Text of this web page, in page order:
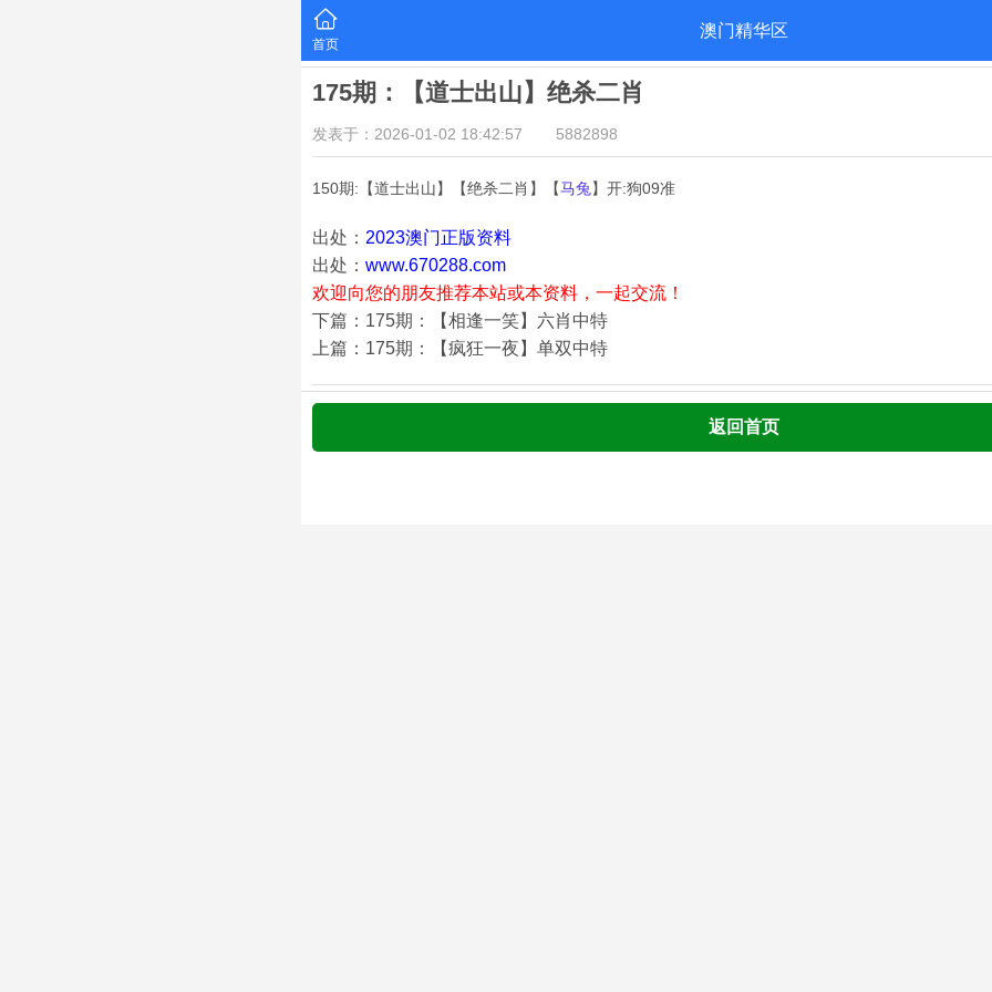
首页
澳门精华区
175期：【道士出山】绝杀二肖
发表于：2026-01-02 18:42:57 5882898
150期:【道士出山】【绝杀二肖】【马兔 】开:狗09准
出处： 2023澳门正版资料
出处： www.670288.com
欢迎向您的朋友推荐本站或本资料，一起交流！
下篇：175期：【相逢一笑】六肖中特
上篇：175期：【疯狂一夜】单双中特
返回首页